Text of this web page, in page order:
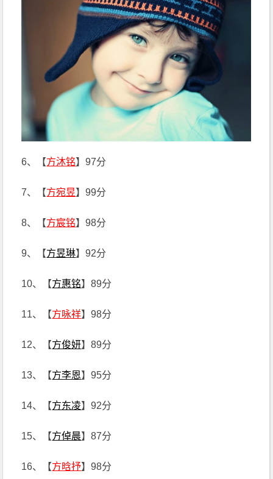
6、【方沐铭】97分
7、【方宛昱】99分
8、【方宸铭】98分
9、【方昱琳】92分
10、【方惠铭】89分
11、【方咏祥】98分
12、【方俊妍】89分
13、【方李恩】95分
14、【方东凌】92分
15、【方倬晨】87分
16、【方晗抒】98分